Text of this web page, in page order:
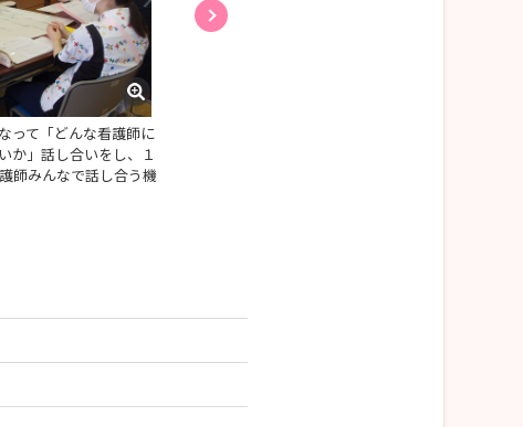
って「どんな看護師に
か」話し合いをし、１
師みんなで話し合う機